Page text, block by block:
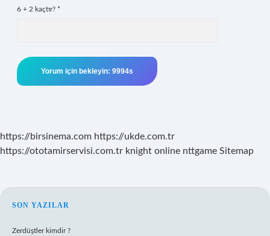
6 + 2 kaçtır? *
https://birsinema.com https://ukde.com.tr
https://ototamirservisi.com.tr knight online nttgame Sitemap
SIDEBAR
SON YAZILAR
Zerdüştler kimdir ?